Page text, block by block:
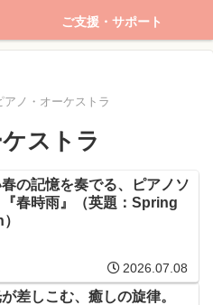
ご支援・サポート
アノ・オーケストラ
ストラ
の記憶を奏でる、ピアノソ
『春時雨』（英題：Spring
2026.07.08
差しこむ、癒しの旋律。